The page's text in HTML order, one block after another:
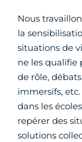
Nous
la
situations de
ne les qualifie
de rôle,
immersifs,
dans les
repérer des
solutions